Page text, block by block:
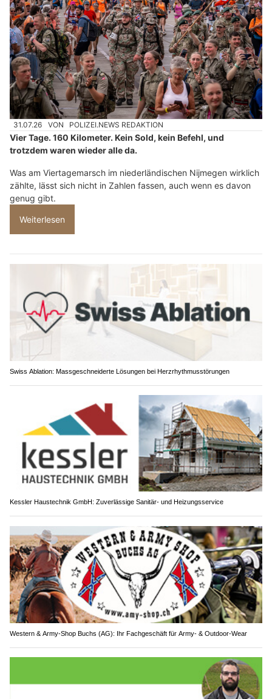
31.07.26 VON POLIZEI.NEWS REDAKTION
Vier Tage. 160 Kilometer. Kein Sold, kein Befehl, und
trotzdem waren wieder alle da.
Was am Viertagemarsch im niederländischen Nijmegen wirklich
zählte, lässt sich nicht in Zahlen fassen, auch wenn es davon
genug gibt.
Weiterlesen
Swiss Ablation: Massgeschneiderte Lösungen bei Herzrhythmusstörungen
Kessler Haustechnik GmbH: Zuverlässige Sanitär- und Heizungsservice
Western & Army-Shop Buchs (AG): Ihr Fachgeschäft für Army- & Outdoor-Wear